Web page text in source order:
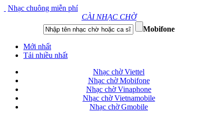
Nhạc chuông miễn phí
CÀI NHẠC CHỜ
Mobifone
Mới nhất
Tải nhiều nhất
Nhạc chờ Viettel
Nhạc chờ Mobifone
Nhạc chờ Vinaphone
Nhạc chờ Vietnamobile
Nhạc chờ Gmobile